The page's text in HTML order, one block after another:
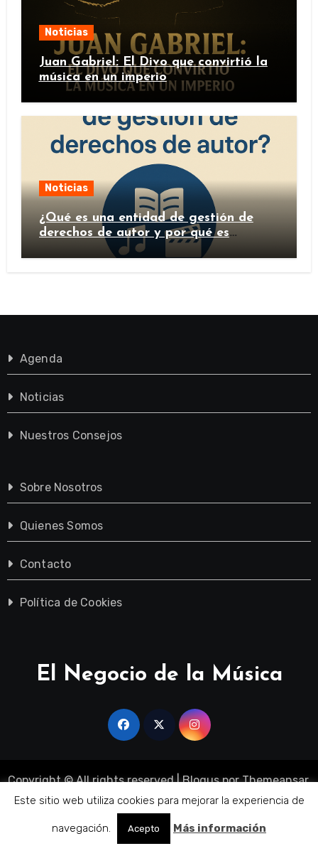
Noticias
Juan Gabriel: El Divo que convirtió la
música en un imperio
Noticias
¿Qué es una entidad de gestión de
derechos de autor y por qué es
importante?
Agenda
Noticias
Nuestros Consejos
Sobre Nosotros
Quienes Somos
Contacto
Política de Cookies
El Negocio de la Música
Copyright © All rights reserved |BlogusporThemeansar.
Sobre Nosotros Quienes Somos Contacto
Política de Cookies
Este sitio web utiliza cookies para mejorar la experiencia de
navegación. Acepto Más información